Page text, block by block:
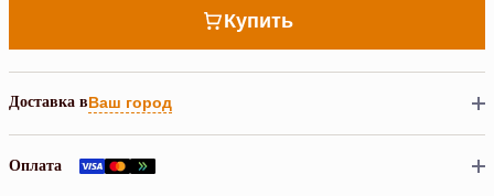
Купить
Доставка вВаш город
Оплата